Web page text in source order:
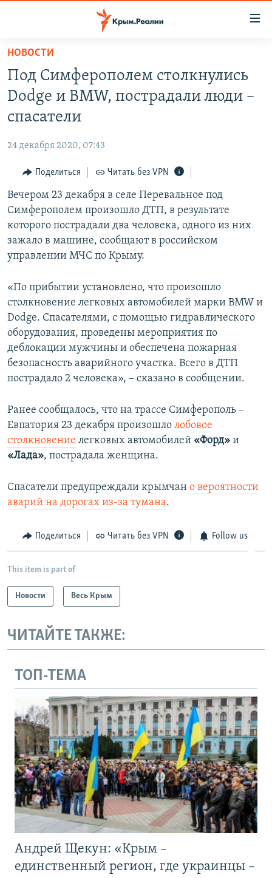
Вернуться
основному
содержанию
Вернутся
главной
навигации
Вернутся
поиску
СПЕЦПРОЕКТЫ
11 ЛЕТ ОККУПАЦИИ КРЫМА. 11 ИСТОРИЙ СОПРОТИВЛЕНИЯ
ВОДА
ЕЩЕ
ИНТЕРАКТИВ
ИНФОГРАФИКА
ТЕЛЕПРОЕКТ КРЫМ.РЕАЛИИ
СОВЕТЫ ПРАВОЗАЩИТНИКОВ
ПРОПАВШИЕ БЕЗ ВЕСТИ
ПОБЕДИТЕЛЕЙ НЕ СУДЯТ?
КРЫМ.НЕПОКОРЕННЫЙ
УКРАИНСКАЯ ПРОБЛЕМА КРЫМА
РАДІО СВОБОДА
КАК ОБОЙТИ БЛОКИРОВКУ
Українською
ПРИСОЕДИНЯЙТЕСЬ!
Все сайты RFE/RL
НОВОСТИ
Под Симферополем столкнулись
Dodge и BMW, пострадали люди –
спасатели
24 декабря 2020, 07:43
Поделиться Читать без VPN
Вечером 23 декабря в селе Перевальное под
Симферополем произошло ДТП, в результате
которого пострадали два человека, одного из них
зажало в машине, сообщают в российском
управлении МЧС по Крыму.
«По прибытии установлено, что произошло
столкновение легковых автомобилей марки BMW и
Dodge. Спасателями, с помощью гидравлического
оборудования, проведены мероприятия по
деблокации мужчины и обеспечена пожарная
безопасность аварийного участка. Всего в ДТП
пострадало 2 человека», – сказано в сообщении.
Ранее сообщалось, что на трассе Симферополь –
Евпатория 23 декабря произошло лобовое
столкновение легковых автомобилей «Форд» и
«Лада», пострадала женщина.
Спасатели предупреждали крымчан о вероятности
аварий на дорогах из-за тумана.
Поделиться Читать без VPN Follow us
This item is part of
Новости Весь Крым
ЧИТАЙТЕ ТАКЖЕ:
ТОП-ТЕМА
Андрей Щекун: «Крым –
единственный регион, где украинцы –